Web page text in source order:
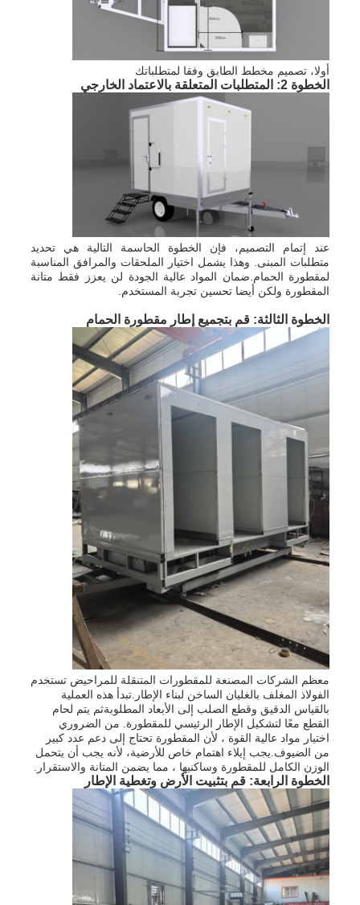
أولا، تصميم مخطط الطابق وفقا لمتطلباتك
الخطوة 2: المتطلبات المتعلقة بالاعتماد الخارجي
عند إتمام التصميم، فإن الخطوة الحاسمة التالية هي تحديد
متطلبات المبنى. وهذا يشمل اختيار الملحقات والمرافق المناسبة
لمقطورة الحمام.ضمان المواد عالية الجودة لن يعزز فقط متانة
المقطورة ولكن أيضا تحسين تجربة المستخدم.
الخطوة الثالثة: قم بتجميع إطار مقطورة الحمام
معظم الشركات المصنعة للمقطورات المتنقلة للمراحيض تستخدم
الفولاذ المغلف بالغليان الساخن لبناء الإطار.تبدأ هذه العملية
بالقياس الدقيق وقطع الصلب إلى الأبعاد المطلوبةثم يتم لحام
القطع معًا لتشكيل الإطار الرئيسي للمقطورة. من الضروري
اختيار مواد عالية القوة ، لأن المقطورة تحتاج إلى دعم عدد كبير
من الضيوف.يجب إيلاء اهتمام خاص للأرضية، لأنه يجب أن يتحمل
الوزن الكامل للمقطورة وساكنيها ، مما يضمن المتانة والاستقرار.
الخطوة الرابعة: قم بتثبيت الأرض وتغطية الإطار